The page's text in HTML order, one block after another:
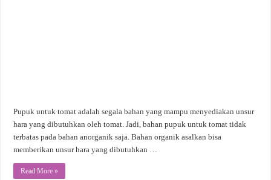
Pupuk untuk tomat adalah segala bahan yang mampu menyediakan unsur
hara yang dibutuhkan oleh tomat. Jadi, bahan pupuk untuk tomat tidak
terbatas pada bahan anorganik saja. Bahan organik asalkan bisa
memberikan unsur hara yang dibutuhkan …
Read More »